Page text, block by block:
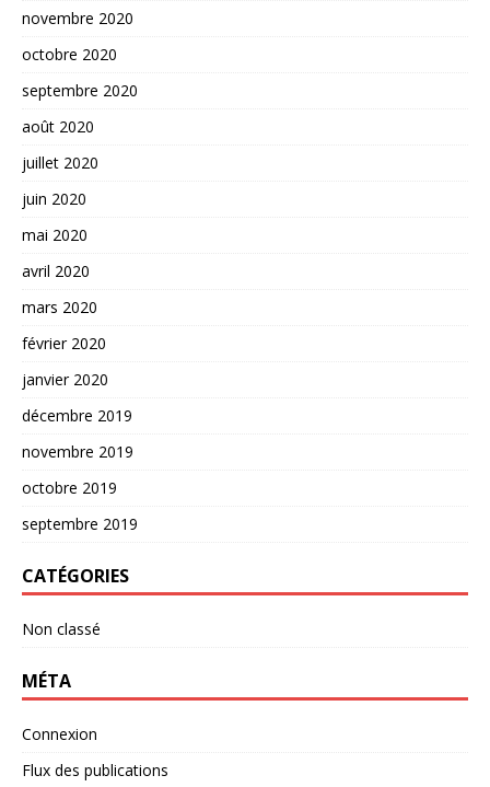
novembre 2020
octobre 2020
septembre 2020
août 2020
juillet 2020
juin 2020
mai 2020
avril 2020
mars 2020
février 2020
janvier 2020
décembre 2019
novembre 2019
octobre 2019
septembre 2019
CATÉGORIES
Non classé
MÉTA
Connexion
Flux des publications